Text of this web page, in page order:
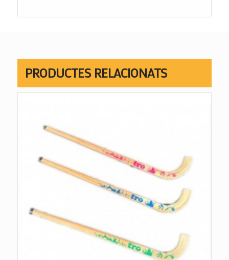
PRODUCTES RELACIONATS